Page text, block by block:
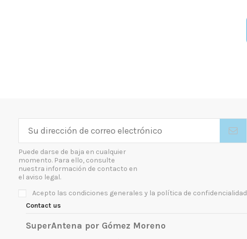
Puede darse de baja en cualquier
momento. Para ello, consulte
nuestra información de contacto en
el aviso legal.
Acepto las condiciones generales y la política de confidencialidad
Contact us
SuperAntena por Gómez Moreno